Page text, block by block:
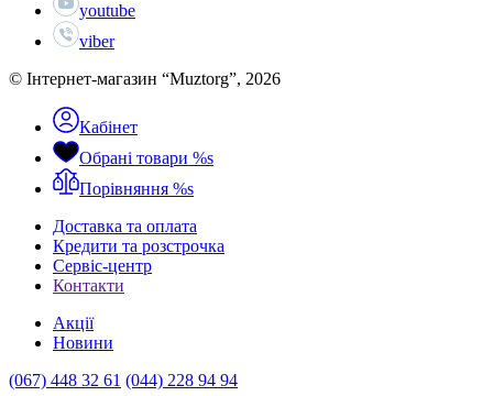
youtube
viber
© Інтернет-магазин “Muztorg”, 2026
Кабінет
Обрані товари %s
Порівняння %s
Доставка та оплата
Кредити та розстрочка
Сервіc-центр
Контакти
Акції
Новини
(067) 448 32 61 (044) 228 94 94